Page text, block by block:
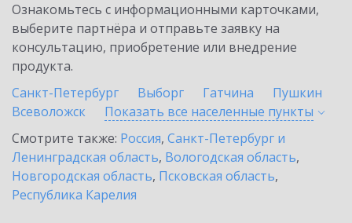
Ознакомьтесь с информационными карточками,
выберите партнёра и отправьте заявку на
консультацию, приобретение или внедрение
продукта.
Санкт-Петербург
Выборг Гатчина
Пушкин
Всеволожск
Показать все населенные пункты
Смотрите также: Россия, Санкт-Петербург и
Ленинградская область, Вологодская область,
Новгородская область, Псковская область,
Республика Карелия